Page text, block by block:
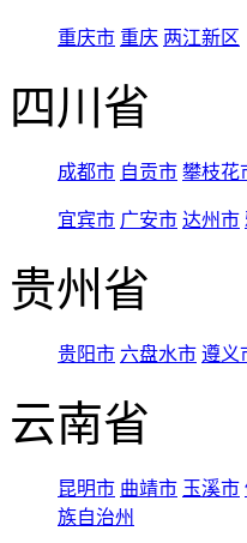
重庆市 重庆 两江新区
四川省
成都市 自贡市 攀枝花
宜宾市 广安市 达州市
贵州省
贵阳市 六盘水市 遵义
云南省
昆明市 曲靖市 玉溪市
族自治州